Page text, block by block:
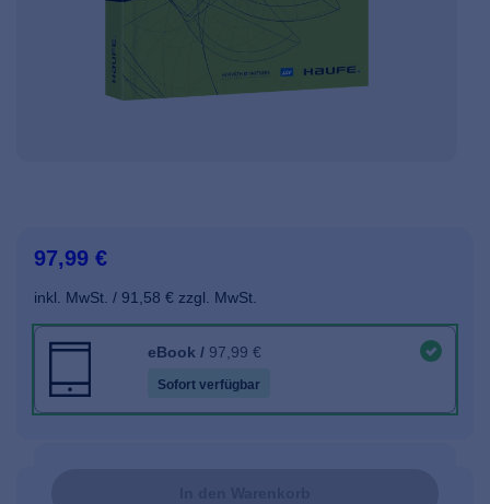
97,99 €
inkl. MwSt. 91,58 € zzgl. MwSt.
eBook / 97,99 €
Sofort verfügbar